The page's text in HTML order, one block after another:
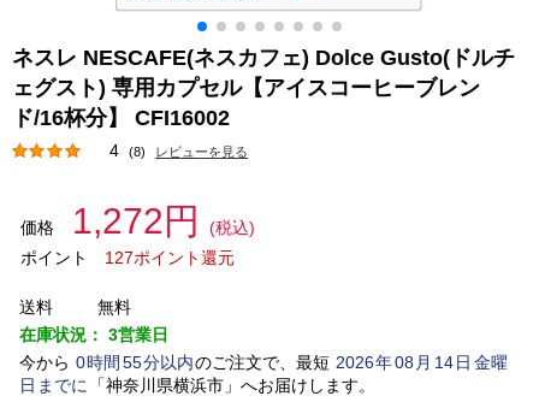
ネスレ NESCAFE(ネスカフェ) Dolce Gusto(ドルチ
ェグスト) 専用カプセル【アイスコーヒーブレン
ド/16杯分】 CFI16002
4 (8) レビューを見る
価格 1,272円
(税込)
ポイント
127ポイント還元
送料
無料
在庫状況： 3営業日
今から 0時間 55分以内のご注文で、最短 2026年08 月 14日金曜
日 までに 「神奈川県横浜市」 へお届けします。